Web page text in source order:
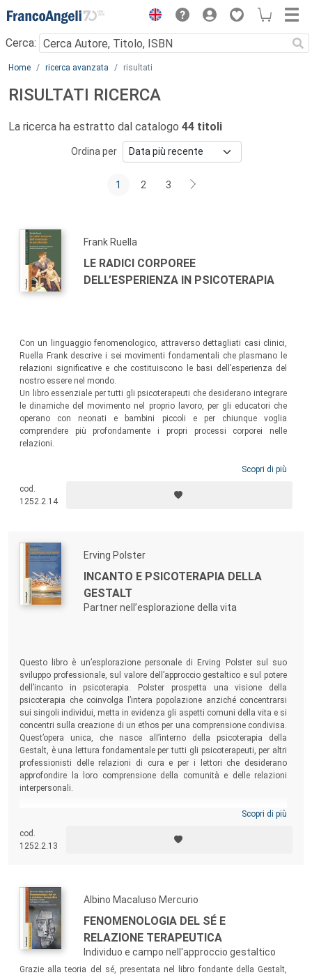
Menu
Cerca:
Main content
Home ricerca avanzata risultati
RISULTATI RICERCA
La ricerca ha estratto dal catalogo 44 titoli
Ordina per
1 2 3
Frank Ruella
LE RADICI CORPOREE
DELL’ESPERIENZA IN PSICOTERAPIA
Con un linguaggio fenomenologico, attraverso dettagliati casi clinici,
Ruella Frank descrive i sei movimenti fondamentali che plasmano le
relazioni significative e che costituiscono le basi dell’esperienza del
nostro essere nel mondo.
Un libro essenziale per tutti gli psicoterapeuti che desiderano integrare
le dinamiche del movimento nel proprio lavoro, per gli educatori che
operano con neonati e bambini piccoli e per chiunque voglia
comprendere più profondamente i propri processi corporei nelle
relazioni.
Scopri di più
cod.
1252.2.14
Erving Polster
INCANTO E PSICOTERAPIA DELLA
GESTALT
Partner nell’esplorazione della vita
Questo libro è un’esplorazione personale di Erving Polster sul suo
sviluppo professionale, sul valore dell’approccio gestaltico e sul potere
dell’incanto in psicoterapia. Polster prospetta una visione della
psicoterapia che coinvolga l’intera popolazione anziché concentrarsi
sui singoli individui, metta in evidenza gli aspetti comuni della vita e si
concentri sulla creazione di un ethos per una comprensione condivisa.
Quest’opera unica, che nasce all’interno della psicoterapia della
Gestalt, è una lettura fondamentale per tutti gli psicoterapeuti, per altri
professionisti delle relazioni di cura e per i lettori che desiderano
approfondire la loro comprensione della comunità e delle relazioni
interpersonali.
Scopri di più
cod.
1252.2.13
Albino Macaluso Mercurio
FENOMENOLOGIA DEL SÉ E
RELAZIONE TERAPEUTICA
Individuo e campo nell'approccio gestaltico
Grazie alla teoria del sé, presentata nel libro fondante della Gestalt,